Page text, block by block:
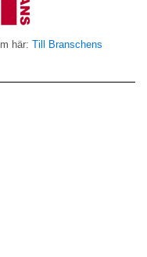
här: Till Branschens